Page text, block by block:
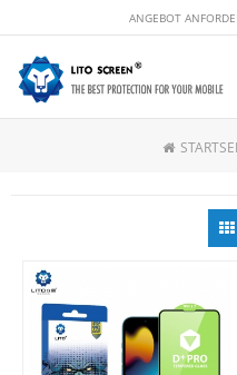
ANGEBOT